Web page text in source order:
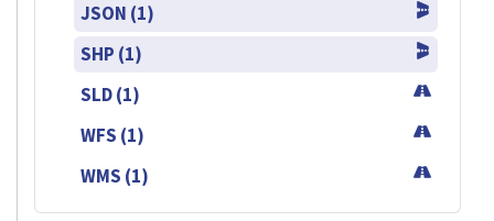
JSON (1)
SHP (1)
SLD (1)
WFS (1)
WMS (1)